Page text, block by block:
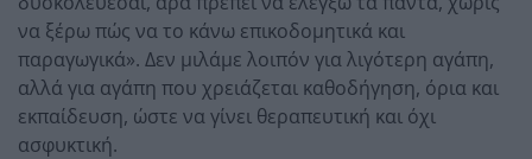
να ξέρω πώς να το κάνω επικοδομητικά και
παραγωγικά». Δεν μιλάμε λοιπόν για λιγότερη αγάπη,
αλλά για αγάπη που χρειάζεται καθοδήγηση, όρια και
εκπαίδευση, ώστε να γίνει θεραπευτική και όχι
ασφυκτική.